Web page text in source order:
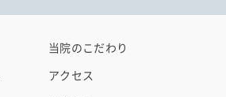
当院のこだわり
アクセス